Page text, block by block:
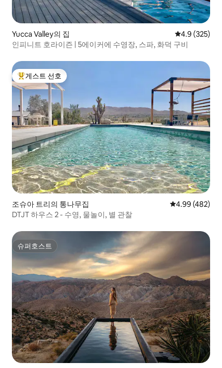
Yucca Valley의 집 평점 4.9점(5
4.9 (325)
인피니트 호라이즌 | 5에이커에 수영장, 스파, 화덕 구비
상위 게스트 선호
게스트 선호
조슈아 트리의 통나무집 평점 4.99점(5
4.99 (482)
DTJT 하우스 2 - 수영, 물놀이, 별 관찰
슈퍼호스트
슈퍼호스트